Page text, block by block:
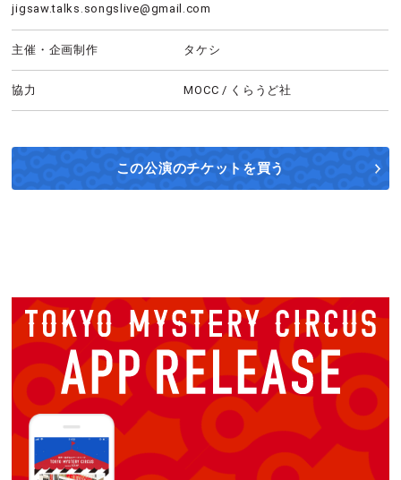
jigsaw.talks.songslive@gmail.com
主催・企画制作 タケシ
協力 MOCC / くらうど社
この公演のチケットを買う